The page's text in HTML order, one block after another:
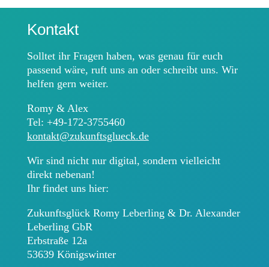
Kontakt
Solltet ihr Fragen haben, was genau für euch
passend wäre, ruft uns an oder schreibt uns. Wir
helfen gern weiter.
Romy & Alex
Tel: +49-172-3755460
kontakt@zukunftsglueck.de
Wir sind nicht nur digital, sondern vielleicht
direkt nebenan!
Ihr findet uns hier:
Zukunftsglück Romy Leberling & Dr. Alexander
Leberling GbR
Erbstraße 12a
53639 Königswinter